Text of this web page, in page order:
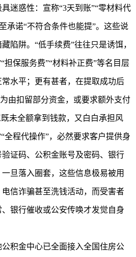
迷惑性：宣称“3天到账”“零材料代
承诺“不符合条件也能提”。这些说
陷阱。“低手续费”往往只是诱饵，
担保服务费”“材料补正费”等名目层
水平；更有甚者，在提取成功后
由扣留部分资金，或要求额外支付
未全额拿到钱款，又白白承担风
全程代操作”，必然要求客户提供身
证码、公积金账号及密码、银行
旦落入圈套，这些信息极易被用
信诈骗甚至洗钱活动，而受害者
银行催收或公安传唤才发觉自身
积金中心已全面接入全国住房公